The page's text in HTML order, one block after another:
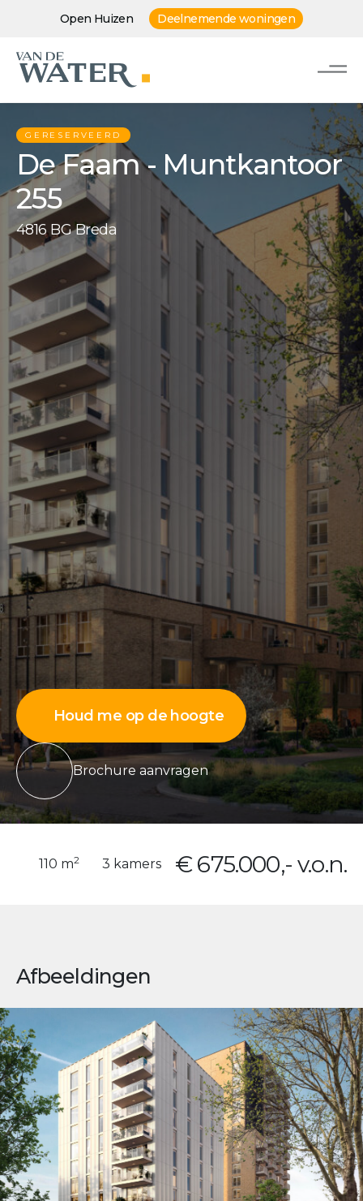
Open Huizen Deelnemende woningen
GERESERVEERD
De Faam - Muntkantoor
255
4816 BG Breda
Houd me op de hoogte
Brochure aanvragen
110 m2 3 kamers € 675.000,- v.o.n.
Afbeeldingen